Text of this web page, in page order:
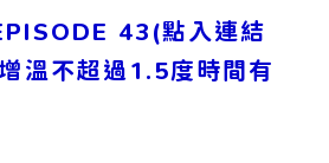
43(點入連結
溫不超過1.5度時間有